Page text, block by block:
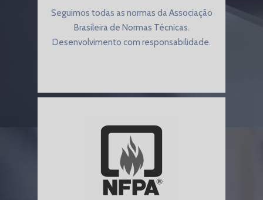
Seguimos todas as normas da Associação
Brasileira de Normas Técnicas.
Desenvolvimento com responsabilidade.